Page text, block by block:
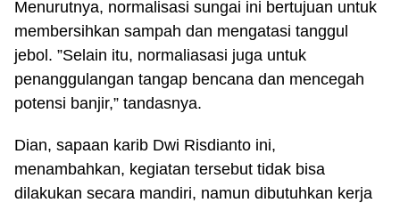
Menurutnya, normalisasi sungai ini bertujuan untuk
membersihkan sampah dan mengatasi tanggul
jebol. ”Selain itu, normaliasasi juga untuk
penanggulangan tangap bencana dan mencegah
potensi banjir,” tandasnya.
Dian, sapaan karib Dwi Risdianto ini,
menambahkan, kegiatan tersebut tidak bisa
dilakukan secara mandiri, namun dibutuhkan kerja